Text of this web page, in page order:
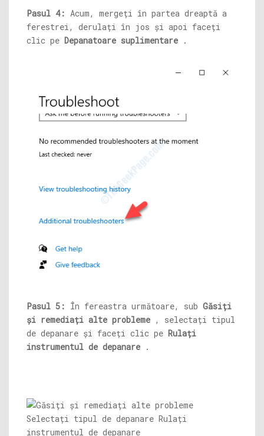
Pasul 4: Acum, mergeți în partea dreaptă a
ferestrei, derulați în jos și apoi faceți
clic pe Depanatoare suplimentare .
Pasul 5: În fereastra următoare, sub Găsiți
și remediați alte probleme , selectați tipul
de depanare și faceți clic pe Rulați
instrumentul de depanare .